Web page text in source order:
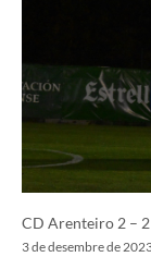
CD Arenteiro 2 – 2
3 de desembre de